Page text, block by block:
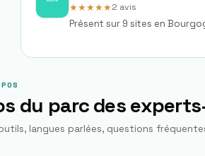
★★★★★2 avis
Présent sur 9 sites en
du parc des
langues parlées, questions